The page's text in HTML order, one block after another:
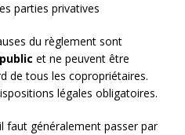
parties privatives
du règlement sont
et ne peuvent être
de tous les copropriétaires.
légales obligatoires.
faut généralement passer par